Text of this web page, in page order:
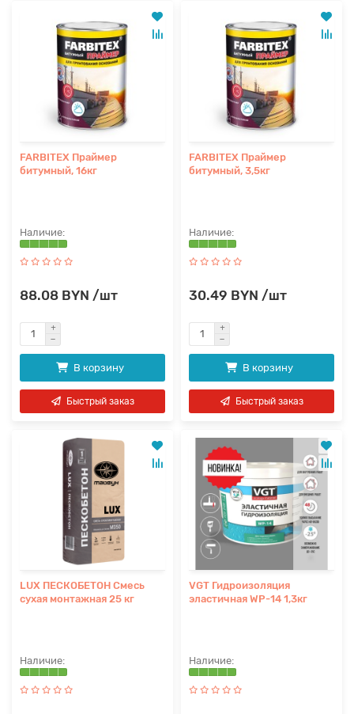
FARBITEX Праймер
битумный, 16кг
88.08 BYN /шт
В корзину
Быстрый заказ
FARBITEX Праймер
битумный, 3,5кг
30.49 BYN /шт
В корзину
Быстрый заказ
LUX ПЕСКОБЕТОН Смесь
сухая монтажная 25 кг
VGT Гидроизоляция
эластичная WP-14 1,3кг